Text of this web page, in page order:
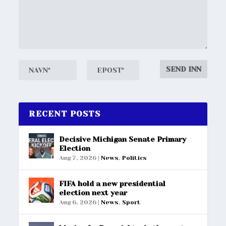
RECENT POSTS
Decisive Michigan Senate Primary
Election
Aug 7, 2026 |News,Politics
FIFA hold a new presidential
election next year
Aug 6, 2026 |News, Sport